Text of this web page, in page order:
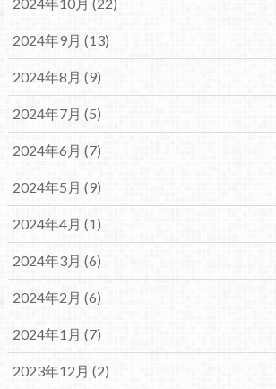
2024年9月 (13)
2024年8月 (9)
2024年7月 (5)
2024年6月 (7)
2024年5月 (9)
2024年4月 (1)
2024年3月 (6)
2024年2月 (6)
2024年1月 (7)
2023年12月 (2)